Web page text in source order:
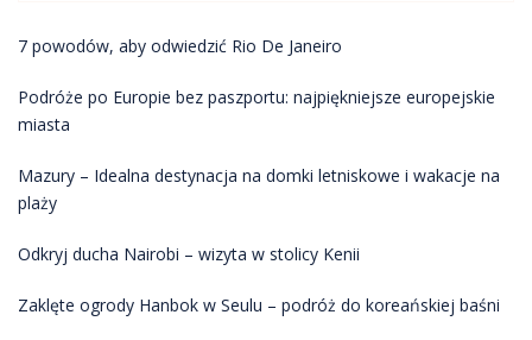
7 powodów, aby odwiedzić Rio De Janeiro
Podróże po Europie bez paszportu: najpiękniejsze europejskie
miasta
Mazury – Idealna destynacja na domki letniskowe i wakacje na
plaży
Odkryj ducha Nairobi – wizyta w stolicy Kenii
Zaklęte ogrody Hanbok w Seulu – podróż do koreańskiej baśni